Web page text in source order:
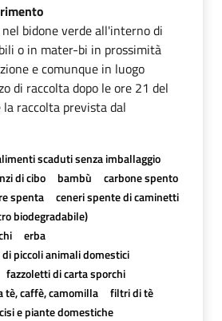
bidone verde all'interno di
o in mater-bi in prossimità
e comunque in luogo
di raccolta dopo le ore 21 del
raccolta prevista dal
scaduti senza imballaggio
di cibo bambù
carbone spento
spenta
ceneri spente di caminetti
biodegradabile)
erba
piccoli animali domestici
fazzoletti di carta sporchi
tè, caffè, camomilla
filtri di tè
e piante domestiche